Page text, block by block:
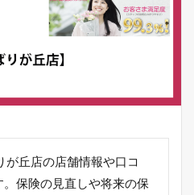
が丘店の店舗情報や口コ
保険の見直しや将来の保